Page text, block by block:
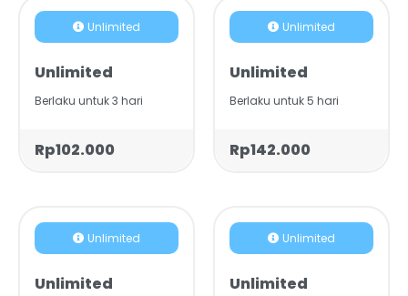
Unlimited
Unlimited
Berlaku untuk 3 hari
Rp102.000
Unlimited
Unlimited
Berlaku untuk 5 hari
Rp142.000
Unlimited
Unlimited
Unlimited
Unlimited